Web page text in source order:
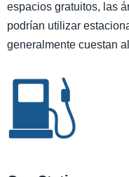
espacios gratuitos, las
podrían utilizar
generalmente cuestan